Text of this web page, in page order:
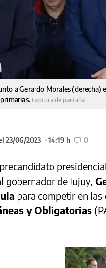
a Gerardo Morales (derecha)
primarias.Captura de pantalla
23/06/2023 14:19 h 0
gobernador de Jujuy,
para competir en las
y Obligatorias